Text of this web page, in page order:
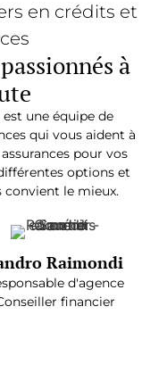
en crédits et
à
est une équipe de
qui vous aident à
pour vos
options et
convient le mieux.
Raimondi
d'agence
financier